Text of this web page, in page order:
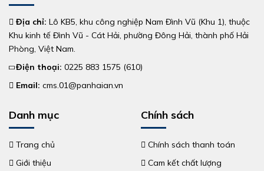
Địa chỉ: Lô KB5, khu công nghiệp Nam Đình Vũ (Khu 1), thuộc
Khu kinh tế Đình Vũ - Cát Hải, phường Đông Hải, thành phố Hải
Phòng, Việt Nam.
Điện thoại: 0225 883 1575 (610)
Email: cms.01@panhaian.vn
Danh mục
Trang chủ
Giới thiệu
Chính sách
Chính sách thanh toán
Cam kết chất lượng